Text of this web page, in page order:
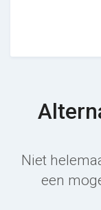
Niet
een